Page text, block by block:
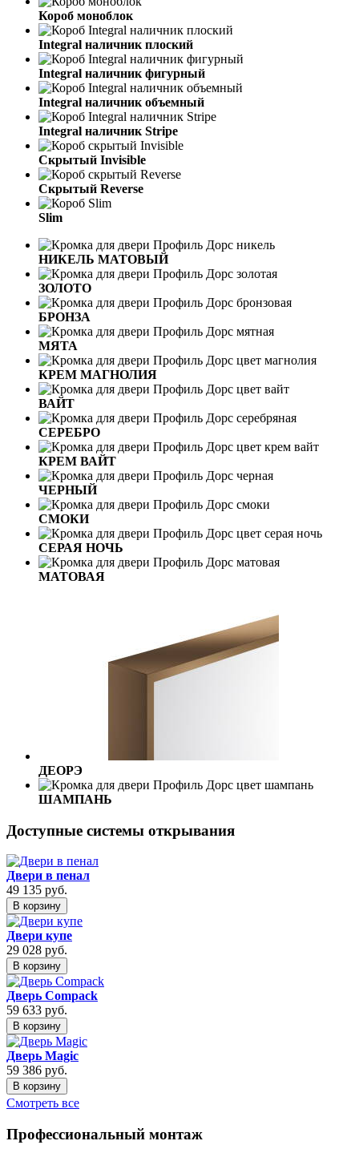
Короб моноблок
Integral наличник плоский
Integral наличник фигурный
Integral наличник объемный
Integral наличник Stripe
Скрытый Invisible
Cкрытый Reverse
Slim
НИКЕЛЬ МАТОВЫЙ
ЗОЛОТО
БРОНЗА
МЯТА
КРЕМ МАГНОЛИЯ
ВАЙТ
СЕРЕБРО
КРЕМ ВАЙТ
ЧЕРНЫЙ
СМОКИ
СЕРАЯ НОЧЬ
МАТОВАЯ
ДЕОРЭ
ШАМПАНЬ
Доступные системы открывания
Двери в пенал
49 135 руб.
В корзину
Двери купе
29 028 руб.
В корзину
Дверь Compack
59 633 руб.
В корзину
Дверь Magic
59 386 руб.
В корзину
Смотреть все
Профессиональный монтаж